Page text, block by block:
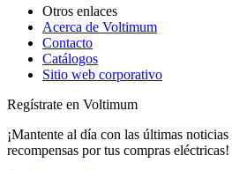
Otros enlaces
Acerca de Voltimum
Contacto
Catálogos
Sitio web corporativo
Regístrate en Voltimum
¡Mantente al día con las últimas
recompensas por tus compras eléctricas!